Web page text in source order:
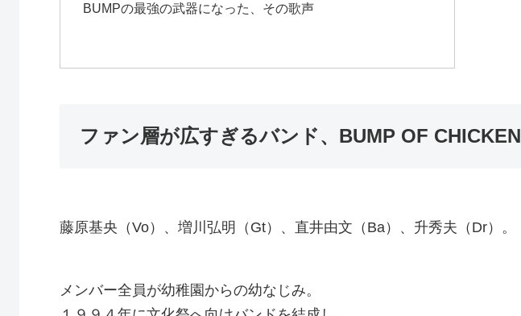
BUMPの最強の武器になった、その歌声
ファン層が広すぎるバンド、BUMP OF CHICKEN
藤原基央（Vo）、増川弘明（Gt）、直井由文（Ba）、升秀夫（Dr）。
メンバー全員が幼稚園からの幼なじみ。